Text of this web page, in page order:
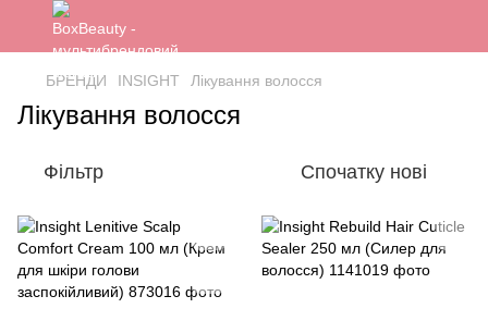
БРЕНДИ INSIGHT Лікування волосся
Лікування волосся
Фільтр Спочатку нові